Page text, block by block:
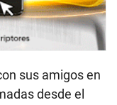
sus amigos en
desde el